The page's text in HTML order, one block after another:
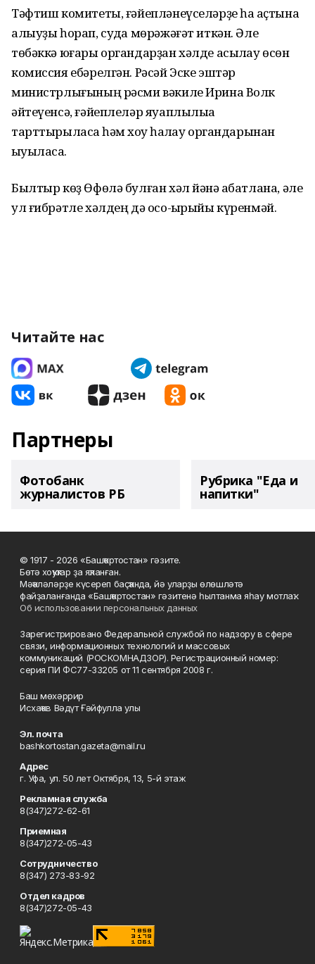
Тәфтиш комитеты, ғәйепләнеүселәрҙе һаҡ аҫтына
алыуҙы һорап, судҡа мөрәжәғәт иткән. Әле
төбәккә юғары органдарҙан хәлде асыҡлау өсөн
комиссия ебәрелгән. Рәсәй Эске эштәр
министрлығының рәсми вәкиле Ирина Волк
әйтеүенсә, ғәйеплеләр яуаплылыҡҡа
тарттырыласаҡ һәм хоҡуҡ һаҡлау органдарынан
ҡыуыласаҡ.
Былтыр көҙ Өфөлә булған хәл йәнә ҡабатлана, әле
ул ғибрәтле хәлдең дә осо-ҡырыйы күренмәй.
Читайте нас
Партнеры
Фотобанк
журналистов РБ
Рубрика "Еда и
напитки"
© 1917 - 2026 «Башҡортостан» гәзите.
Бөтә хоҡуҡтар ҙа яҡланған.
Мәҡәләләрҙе күсереп баҫҡанда, йә уларҙы өлөшләтә
файҙаланғанда «Башҡортостан» гәзитенә һылтанма яһау мотлаҡ.
Об использовании персональных данных
Зарегистрировано Федеральной службой по надзору в сфере
связи, информационных технологий и массовых
коммуникаций (РОСКОМНАДЗОР). Регистрационный номер:
серия ПИ ФС77-33205 от 11 сентября 2008 г.
Баш мөхәррир
Исхаҡов Вәдүт Ғәйфулла улы
Эл. почта
bashkortostan.gazeta@mail.ru
Адрес
г. Уфа, ул. 50 лет Октября, 13, 5-й этаж
Рекламная служба
8(347)272-62-61
Приемная
8(347)272-05-43
Сотрудничество
8(347) 273-83-92
Отдел кадров
8(347)272-05-43